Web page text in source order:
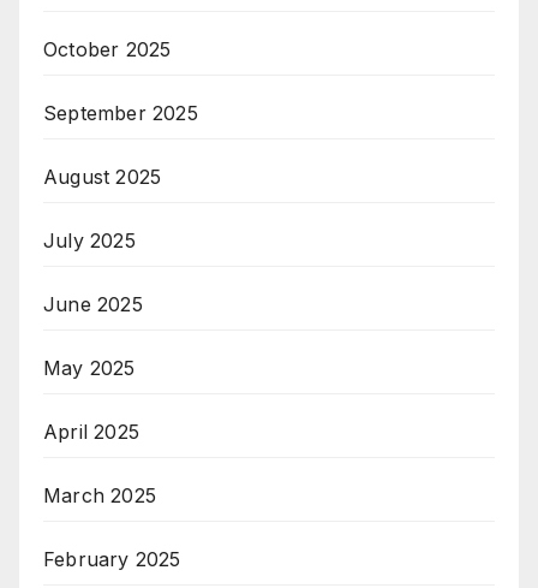
October 2025
September 2025
August 2025
July 2025
June 2025
May 2025
April 2025
March 2025
February 2025